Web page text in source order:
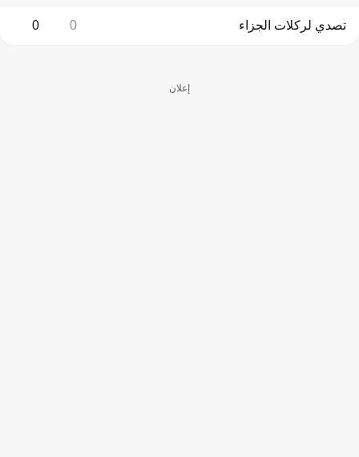
تصدي لركلات الجزاء 0
0
إعلان